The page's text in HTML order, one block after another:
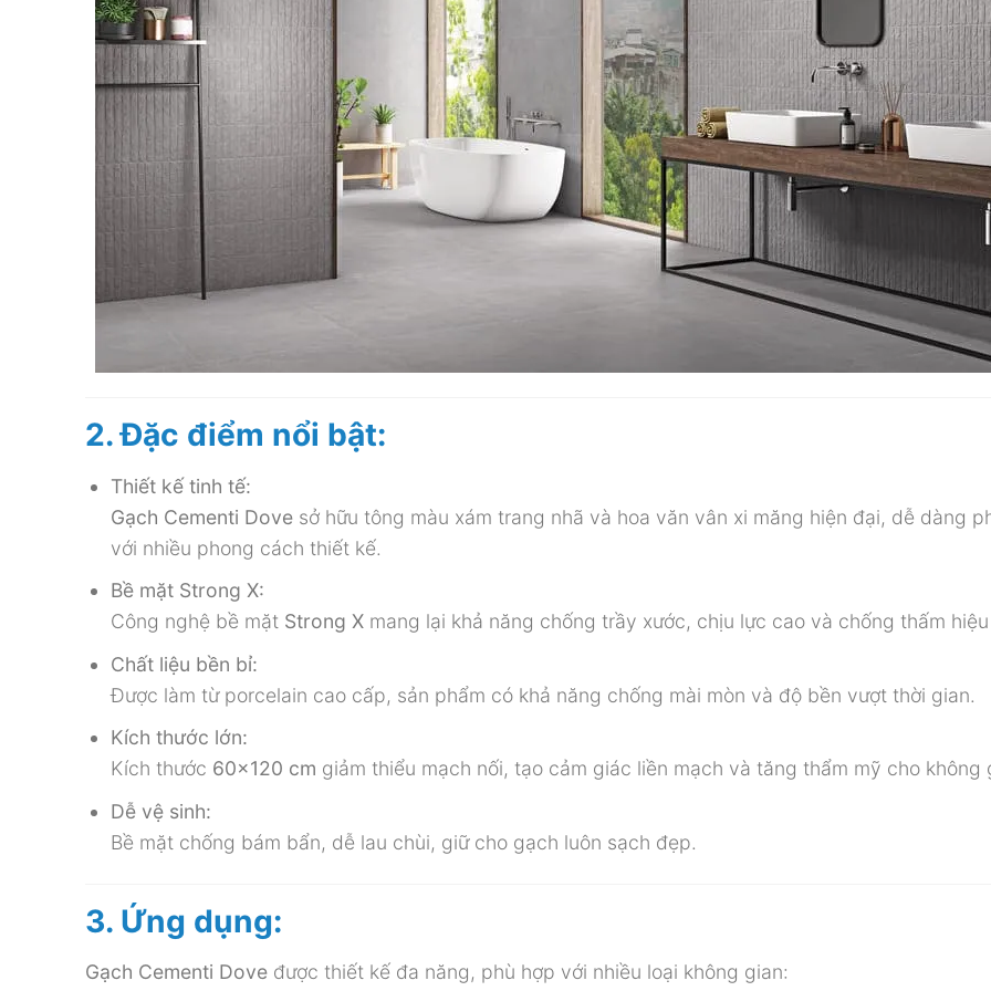
2. Đặc điểm nổi bật:
Thiết kế tinh tế:
Gạch Cementi Dovesở hữu tông màu xám trang nhã và hoa văn vân xi măng hiện đại, dễ dàng
với nhiều phong cách thiết kế.
Bề mặt Strong X:
Công nghệ bề mặt Strong Xmang lại khả năng chống trầy xước, chịu lực cao và chống thấm hiệu
Chất liệu bền bỉ:
Được làm từ porcelain cao cấp, sản phẩm có khả năng chống mài mòn và độ bền vượt thời gian.
Kích thước lớn:
Kích thước 60×120 cm giảm thiểu mạch nối, tạo cảm giác liền mạch và tăng thẩm mỹ cho không
Dễ vệ sinh:
Bề mặt chống bám bẩn, dễ lau chùi, giữ cho gạch luôn sạch đẹp.
3. Ứng dụng:
Gạch Cementi Dove được thiết kế đa năng, phù hợp với nhiều loại không gian: